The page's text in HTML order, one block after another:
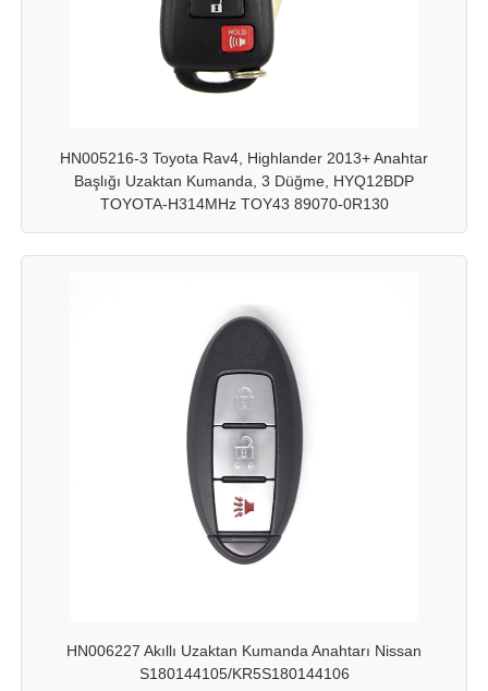
HN005216-3 Toyota Rav4, Highlander 2013+ Anahtar
Başlığı Uzaktan Kumanda, 3 Düğme, HYQ12BDP
TOYOTA-H314MHz TOY43 89070-0R130
HN006227 Akıllı Uzaktan Kumanda Anahtarı Nissan
S180144105/KR5S180144106